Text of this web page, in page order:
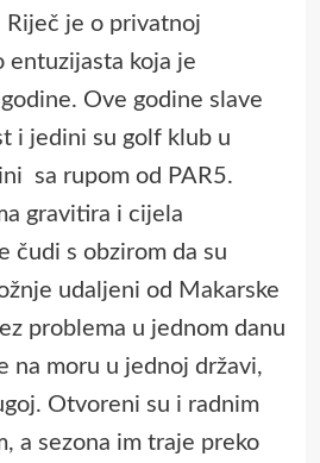
Riječ je o privatnoj
entuzijasta koja je
Ove godine slave
i jedini su golf klub u
sa rupom od PAR5.
gravitira i cijela
čudi s obzirom da su
udaljeni od Makarske
problema u jednom danu
na moru u jednoj državi,
Otvoreni su i radnim
a sezona im traje preko